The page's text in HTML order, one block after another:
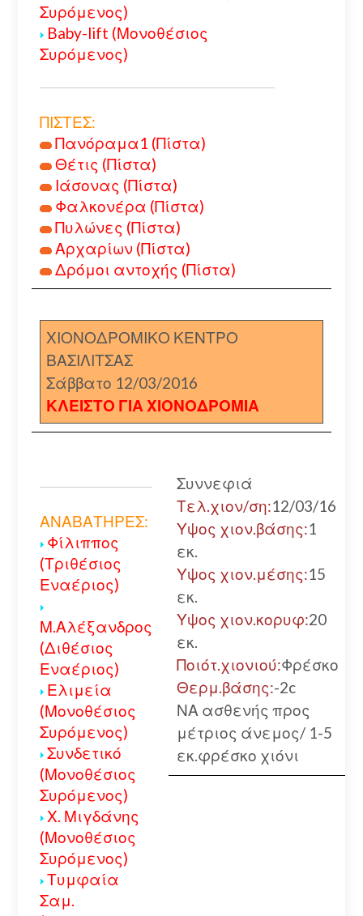
Συρόμενος)
Baby-lift (Μονοθέσιος
Συρόμενος)
ΠΙΣΤΕΣ:
Πανόραμα1 (Πίστα)
Θέτις (Πίστα)
Ιάσονας (Πίστα)
Φαλκονέρα (Πίστα)
Πυλώνες (Πίστα)
Αρχαρίων (Πίστα)
Δρόμοι αντοχής (Πίστα)
ΧΙΟΝΟΔΡΟΜΙΚΟ ΚΕΝΤΡΟ
ΒΑΣΙΛΙΤΣΑΣ
Σάββατο 12/03/2016
ΚΛΕΙΣΤΟ ΓΙΑ ΧΙΟΝΟΔΡΟΜΙΑ
ΑΝΑΒΑΤΗΡΕΣ:
Φίλιππος
(Τριθέσιος
Εναέριος)
Μ.Αλέξανδρος
(Διθέσιος
Εναέριος)
Ελιμεία
(Μονοθέσιος
Συρόμενος)
Συνδετικό
(Μονοθέσιος
Συρόμενος)
Χ. Μιγδάνης
(Μονοθέσιος
Συρόμενος)
Τυμφαία
Σαμ.
Συννεφιά
Τελ.χιον/ση:12/03/16
Υψος χιον.βάσης:1
εκ.
Υψος χιον.μέσης:15
εκ.
Υψος χιον.κορυφ:20
εκ.
Ποιότ.χιονιού:Φρέσκο
Θερμ.βάσης:-2c
ΝΑ ασθενής προς
μέτριος άνεμος/ 1-5
εκ.φρέσκο χιόνι